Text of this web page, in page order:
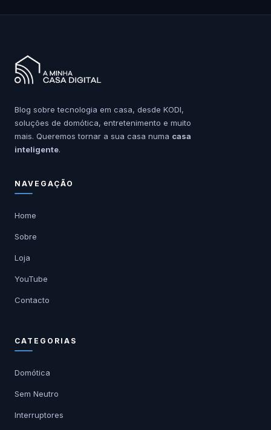
Blog sobre tecnologia em casa, desde KODI,
soluções de domótica, entretenimento e muito
mais. Queremos tornar a sua casa numa casa
inteligente.
NAVEGAÇÃO
Home
Sobre
Loja
YouTube
Contacto
CATEGORIAS
Domótica
Sem Neutro
Interruptores